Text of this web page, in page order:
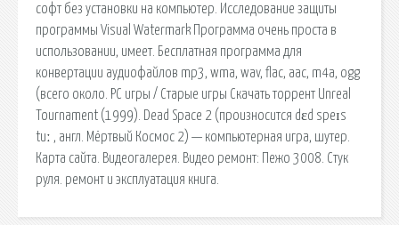
софт без установки на компьютер. Исследование защиты
программы Visual Watermark Программа очень проста в
использовании, имеет. Бесплатная программа для
конвертации аудиофайлов mp3, wma, wav, flac, aac, m4a, ogg
(всего около. PC игры / Старые игры Скачать торрент Unreal
Tournament (1999). Dead Space 2 (произносится dɛd speɪs
tuː , англ. Мёртвый Космос 2) — компьютерная игра, шутер.
Карта сайта. Видеогалерея. Видео ремонт: Пежо 3008. Стук
руля. ремонт и эксплуатация книга.